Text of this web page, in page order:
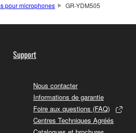
pour microphones GR-YDM505
Support
Nous contacter
Informations de garantie
Foire aux questions (FAQ)
Centres Techniques Agréés